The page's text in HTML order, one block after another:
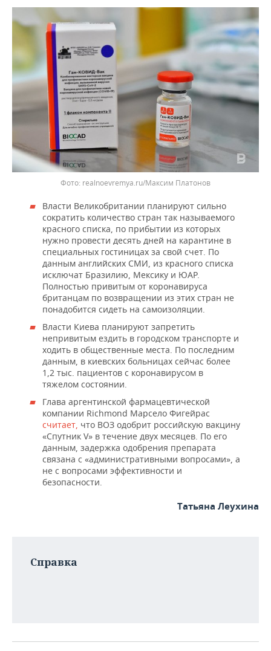
realnoevremya.ru/Максим Платонов
Власти Великобритании планируют сильно
сократить количество стран так называемого
красного списка, по прибытии из которых
нужно провести десять дней на карантине в
специальных гостиницах за свой счет. По
данным английских СМИ, из красного списка
исключат Бразилию, Мексику и ЮАР.
Полностью привитым от коронавируса
британцам по возвращении из этих стран не
понадобится сидеть на самоизоляции.
Власти Киева планируют запретить
непривитым ездить в городском транспорте и
ходить в общественные места. По последним
данным, в киевских больницах сейчас более
1,2 тыс. пациентов с коронавирусом в
тяжелом состоянии.
Глава аргентинской фармацевтической
компании Richmond Марсело Фигейрас
считает, что ВОЗ одобрит российскую вакцину
«Спутник V» в течение двух месяцев. По его
данным, задержка одобрения препарата
связана с «административными вопросами», а
не с вопросами эффективности и
безопасности.
Татьяна Леухина
Справка